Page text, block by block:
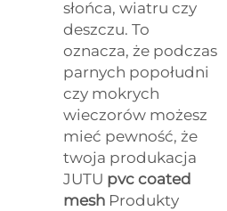
słońca, wiatru czy
deszczu. To
oznacza, że podczas
parnych popołudni
czy mokrych
wieczorów możesz
mieć pewność, że
twoja produkacja
JUTU pvc coated
mesh Produkty